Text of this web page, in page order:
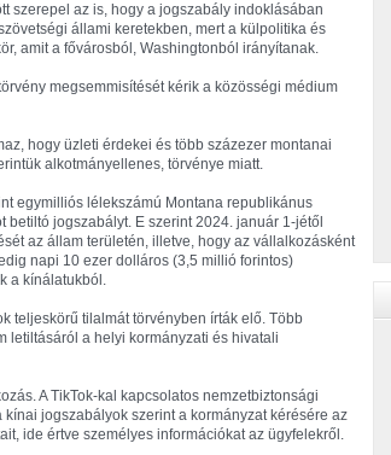
szerepel az is, hogy a jogszabály indoklásában
állami keretekben, mert a külpolitika és
amit a fővárosból, Washingtonból irányítanak.
megsemmisítését kérik a közösségi médium
hogy üzleti érdekei és több százezer montanai
alkotmányellenes, törvénye miatt.
egymilliós lélekszámú Montana republikánus
betiltó jogszabályt. E szerint 2024. január 1-jétől
az állam területén, illetve, hogy az vállalkozásként
napi 10 ezer dolláros (3,5 millió forintos)
a kínálatukból.
teljeskörű tilalmát törvényben írták elő. Több
letiltásáról a helyi kormányzati és hivatali
A TikTok-kal kapcsolatos nemzetbiztonsági
jogszabályok szerint a kormányzat kérésére az
ide értve személyes információkat az ügyfelekről.